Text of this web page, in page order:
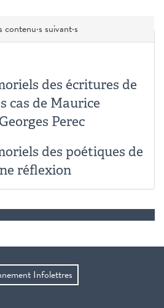
suivant·s
des écritures de
cas de Maurice
Perec
des poétiques de
réflexion
Infolettres